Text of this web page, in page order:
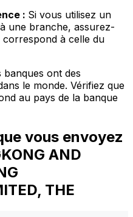
: Si vous utilisez un
une branche, assurez-
à celle du
banques ont des
le monde. Vérifiez que
au pays de la banque
vous envoyez
AND
THE